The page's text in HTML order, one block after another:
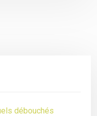
débouchés